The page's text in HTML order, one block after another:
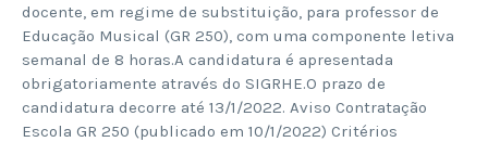
docente, em regime de substituição, para professor de
Educação Musical (GR 250), com uma componente letiva
semanal de 8 horas.A candidatura é apresentada
obrigatoriamente através do SIGRHE.O prazo de
candidatura decorre até 13/1/2022. Aviso Contratação
Escola GR 250 (publicado em 10/1/2022) Critérios